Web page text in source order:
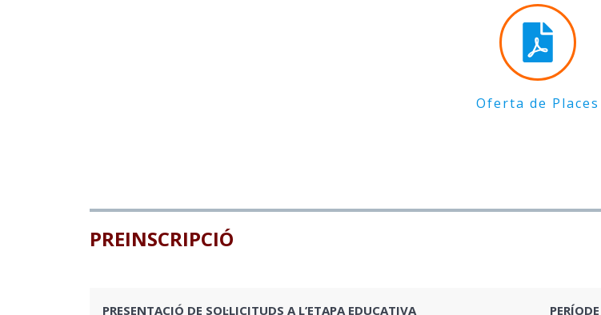
Oferta de Places
PREINSCRIPCIÓ
PRESENTACIÓ DE SOL·LICITUDS A L’ETAPA EDUCATIVA PERÍODE